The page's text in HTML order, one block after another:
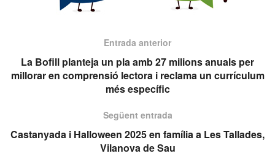
Entrada anterior
La Bofill planteja un pla amb 27 milions anuals per
millorar en comprensió lectora i reclama un currículum
més específic
Següent entrada
Castanyada i Halloween 2025 en família a Les Tallades,
Vilanova de Sau